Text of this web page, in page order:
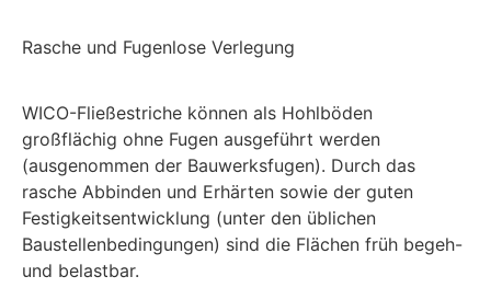
Rasche und Fugenlose Verlegung
WICO-Fließestriche können als Hohlböden
großflächig ohne Fugen ausgeführt werden
(ausgenommen der Bauwerksfugen). Durch das
rasche Abbinden und Erhärten sowie der guten
Festigkeitsentwicklung (unter den üblichen
Baustellenbedingungen) sind die Flächen früh begeh-
und belastbar.